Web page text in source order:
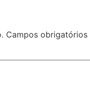
Campos